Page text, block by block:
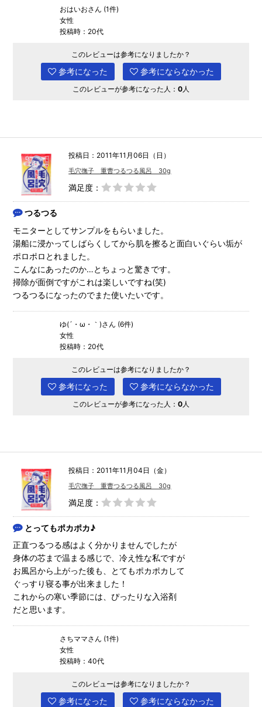
おはいおさん (1件)
女性
投稿時：20代
このレビューは参考になりましたか？
参考になった 参考にならなかった
このレビューが参考になった人： 0人
投稿日：2011年11月06日（日）
毛穴撫子 重曹つるつる風呂 30g
満足度：
つるつる
モニターとしてサンプルをもらいました。
湯船に浸かってしばらくしてから肌を擦ると面白いぐらい垢が
ポロポロとれました。
こんなにあったのか…とちょっと驚きです。
掃除が面倒ですがこれは楽しいですね(笑)
つるつるになったのでまた使いたいです。
ゆ(´・ω・｀)さん (6件)
女性
投稿時：20代
このレビューは参考になりましたか？
参考になった 参考にならなかった
このレビューが参考になった人： 0 人
投稿日：2011年11月04日（金）
毛穴撫子 重曹つるつる風呂 30g
満足度：
とってもポカポカ♪
正直つるつる感はよく分かりませんでしたが
身体の芯まで温まる感じで、冷え性な私ですが
お風呂から上がった後も、とてもポカポカして
ぐっすり寝る事が出来ました！
これからの寒い季節には、ぴったりな入浴剤
だと思います。
さちママさん (1件)
女性
投稿時：40代
このレビューは参考になりましたか？
参考になった 参考にならなかった